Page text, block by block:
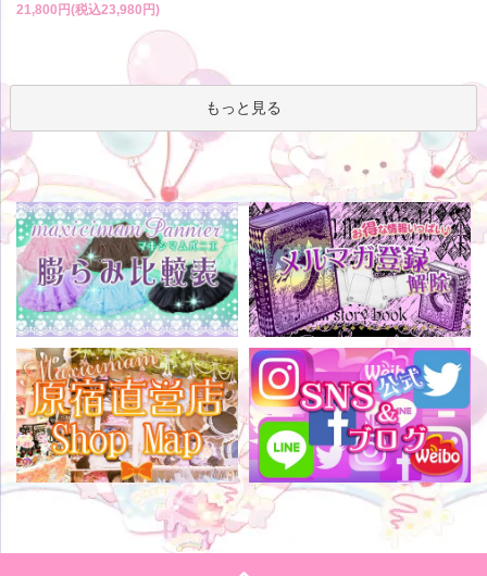
21,800円(税込23,980円)
もっと見る